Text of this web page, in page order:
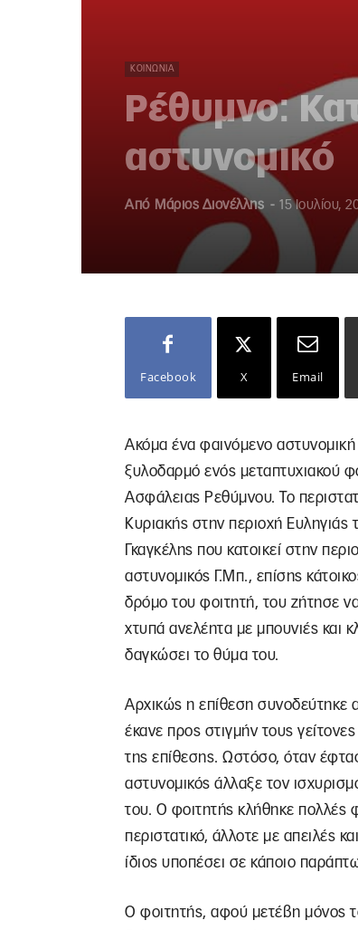
ΚΟΙΝΩΝΊΑ
Ρέθυμνο:
αστυνομικό
Από Μάριος Διονέλλης - 15 Ιουλίου,
Facebook X Email
Ακόμα ένα φαινόμενο
ξυλοδαρμό ενός μεταπτυχιακού
Ασφάλειας Ρεθύμνου. Το
Κυριακής στην περιοχή
Γκαγκέλης που κατοικεί στην
αστυνομικός Γ.Μπ., επίσης
δρόμο του φοιτητή, του ζήτησε
χτυπά ανελέητα με μπουνιές και
δαγκώσει το θύμα του.
Αρχικώς η επίθεση συνοδεύτηκε
έκανε προς στιγμήν τους
της επίθεσης. Ωστόσο, όταν
αστυνομικός άλλαξε τον
του. Ο φοιτητής κλήθηκε πολλές
περιστατικό, άλλοτε με απειλές
ίδιος υποπέσει σε κάποιο
Ο φοιτητής, αφού μετέβη μόνος